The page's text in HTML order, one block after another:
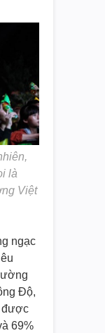
là
Việt
ngạc
Độ,
được
69%